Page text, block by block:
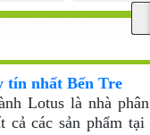
tín nhất Bến Tre
Lotus là nhà
các sản phẩm